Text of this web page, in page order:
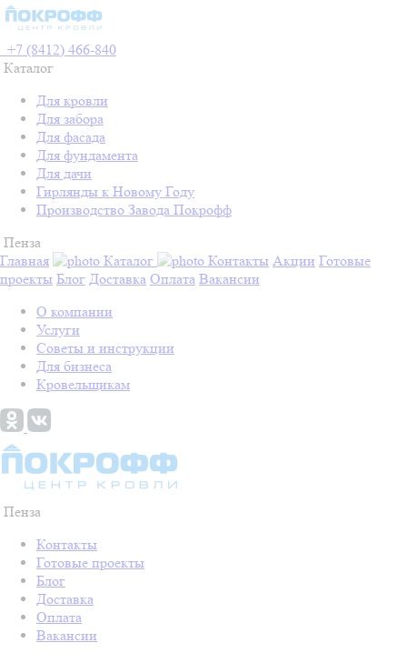
+7 (8412) 466-840
Каталог
Для кровли
Для забора
Для фасада
Для фундамента
Для дачи
Гирлянды к Новому Году
Производство Завода Покрофф
Пенза
Главная
Каталог Контакты Акции Готовые
проекты Блог Доставка Оплата Вакансии
О компании
Услуги
Советы и инструкции
Для бизнеса
Кровельщикам
Пенза
Контакты
Готовые проекты
Блог
Доставка
Оплата
Вакансии